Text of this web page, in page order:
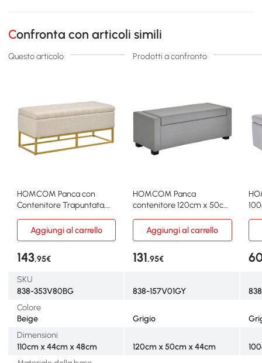
Confronta con articoli simili
Questo articolo Prodotti a confronto
HOMCOM Panca con
Contenitore Trapuntata,
HOMCOM Panca
contenitore 120cm x 50cm
Aggiungi al carrello
Aggiungi al carrello
143,95€ 131,95€
SKU
838-353V80BG
838-157V01GY
Colore
Beige
Grigio
Dimensioni
110cm x 44cm x 48cm
120cm x 50cm x 44cm